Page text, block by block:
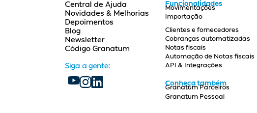
Central de Ajuda
Novidades & Melhorias
Depoimentos
Blog
Newsletter
Código Granatum
Siga a gente:
Funcionalidades
Movimentações
Importação
Clientes e fornecedores
Cobranças automatizadas
Notas fiscais
Automação de Notas fiscais
API & Integrações
Conheça também
Granatum Parceiros
Granatum Pessoal